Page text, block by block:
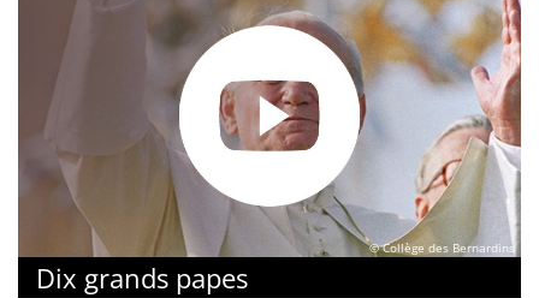
© Collège des Bernardins
Dix grands papes